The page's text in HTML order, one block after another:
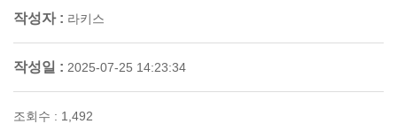
작성자 : 라키스
작성일 : 2025-07-25 14:23:34
조회수 : 1,492